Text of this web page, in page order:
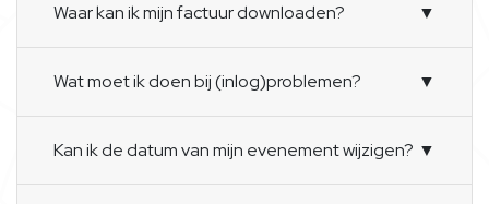
Waar kan ik mijn factuur downloaden? ▼
Wat moet ik doen bij (inlog)problemen? ▼
Kan ik de datum van mijn evenement wijzigen? ▼